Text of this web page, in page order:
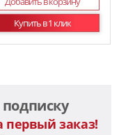
Купить в 1 клик
первый заказ!